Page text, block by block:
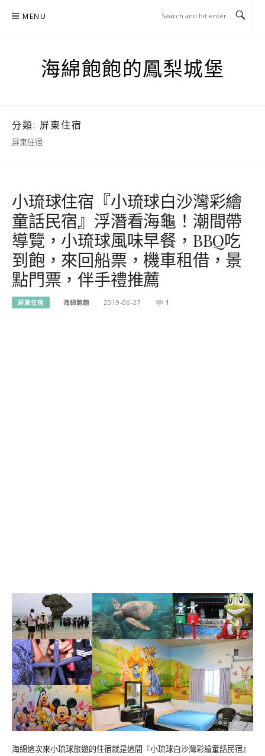
MENU
海綿飽飽的鳳梨城堡
分類: 屏東住宿
屏東住宿
小琉球住宿『小琉球白沙灣彩繪
童話民宿』浮潛看海龜！潮間帶
導覽，小琉球風味早餐，BBQ吃
到飽，來回船票，機車租借，景
點門票，伴手禮推薦
屏東住宿 海綿飽飽 2019-06-27 1
海綿這次來小琉球旅遊的住宿就是這間『小琉球白沙灣彩繪童話民宿』